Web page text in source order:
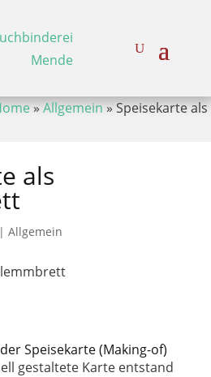
»Allgemein»Speisekarte als
als
| Allgemein
Speisekarte (Making-of)
gestaltete Karte entstand